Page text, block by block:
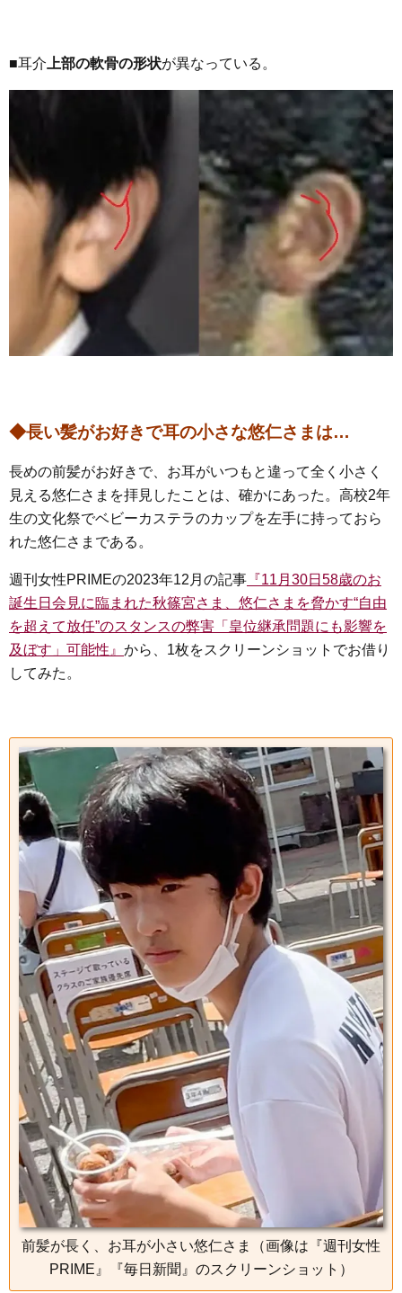
■耳介 上部の軟骨の形状が異なっている。
◆長い髪がお好きで耳の小さな悠仁さまは…
長めの前髪がお好きで、お耳がいつもと違って全く小さく
見える悠仁さまを拝見したことは、確かにあった。高校2年
生の文化祭でベビーカステラのカップを左手に持っておら
れた悠仁さまである。
週刊女性PRIMEの2023年12月の記事 『11月30日58歳のお
誕生日会見に臨まれた秋篠宮さま、悠仁さまを脅かす“自由
を超えて放任”のスタンスの弊害「皇位継承問題にも影響を
及ぼす」可能性』 から、1枚をスクリーンショットでお借り
してみた。
前髪が長く、お耳が小さい悠仁さま（画像は『週刊女性
PRIME』『毎日新聞』のスクリーンショット）